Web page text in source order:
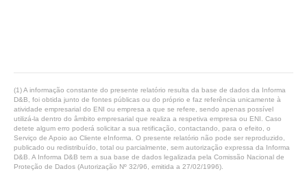
(1) A informação constante do presente relatório resulta da base de dados da Informa
D&B, foi obtida junto de fontes públicas ou do próprio e faz referência unicamente à
atividade empresarial do ENI ou empresa a que se refere, sendo apenas possível
utilizá-la dentro do âmbito empresarial que realiza a respetiva empresa ou ENI. Caso
detete algum erro poderá solicitar a sua retificação, contactando, para o efeito, o
Serviço de Apoio ao Cliente eInforma. O presente relatório não pode ser reproduzido,
publicado ou redistribuído, total ou parcialmente, sem autorização expressa da Informa
D&B. A Informa D&B tem a sua base de dados legalizada pela Comissão Nacional de
Proteção de Dados (Autorização Nº 32/96, emitida a 27/02/1996).